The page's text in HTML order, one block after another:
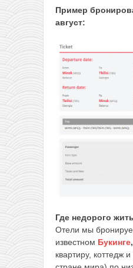
Пример
август:
Где недорого
Отели мы
известном Букинге,
квартиру, коттедж